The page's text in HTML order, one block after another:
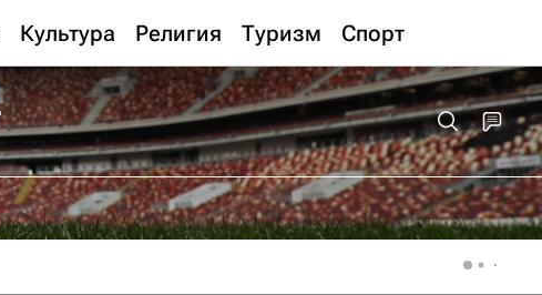
Культура Религия Туризм Спорт